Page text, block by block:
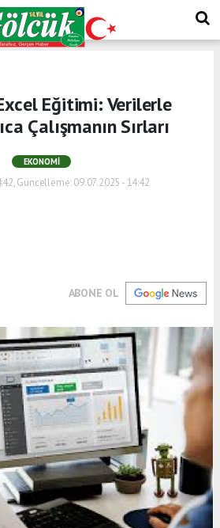
Eğitimi: Verilerle
Çalışmanın Sırları
EKONOMI
Güncelleme: 09.07.2025 - 14:42
ABONE OL